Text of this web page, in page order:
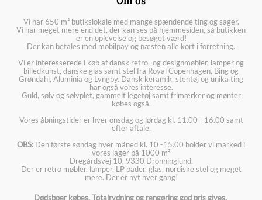
Vi har 650 m² butikslokale med mange spændende ting og sager.
Vi har meget mere end det, der kan ses på hjemmesiden, så butikken
er en oplevelse og besøget værd!
Der kan betales med mobilpay og næsten alle kort i forretning.
Vi er interesserede i køb af dansk retro- og designmøbler, lamper og
billedkunst, danske glas samt stel fra Royal Copenhagen, Bing og
Grøndahl, Aluminia og Lyngby. Dansk keramik, stentøj og unika ting
har også vores interesse.
Guld, sølv og sølvplet, gammelt legetøj samt frimærker og mønter
købes også.
Vores åbningstider er hver onsdag og lørdag kl. 11.00 - 16.00 samt
efter aftale.
OBS: Den første søndag hver måned kl. 10 -15.00 holder vi marked i
vores lager på 1000 m²
Dregårdsvej 10, 9330 Dronninglund.
Der er retro møbler, lamper, LP pader, glas, nordiske stel og meget
mere. Der er nyt hver gang!
Dødsboer købes. Totalrydning og rengøring god pris gives.